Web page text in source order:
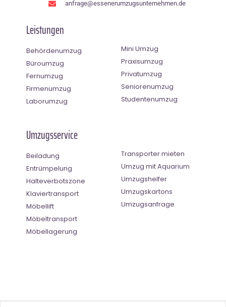
anfrage@essenerumzugsunternehmen.de
Leistungen
Behördenumzug
Büroumzug
Fernumzug
Firmenumzug
Laborumzug
Mini Umzug
Praxisumzug
Privatumzug
Seniorenumzug
Studentenumzug
Umzugsservice
Beiladung
Entrümpelung
Halteverbotszone
Klaviertransport
Möbellift
Möbeltransport
Möbellagerung
Transporter mieten
Umzug mit Aquarium
Umzugshelfer
Umzugskartons
Umzugsanfrage